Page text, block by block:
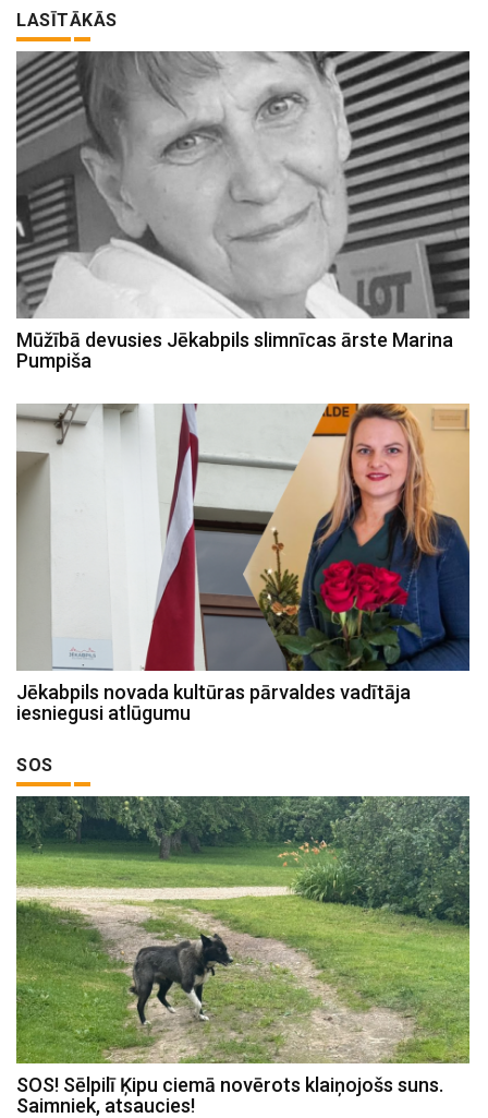
LASĪTĀKĀS
Mūžībā devusies Jēkabpils slimnīcas ārste Marina
Pumpiša
Jēkabpils novada kultūras pārvaldes vadītāja
iesniegusi atlūgumu
SOS
SOS! Sēlpilī Ķipu ciemā novērots klaiņojošs suns.
Saimniek, atsaucies!